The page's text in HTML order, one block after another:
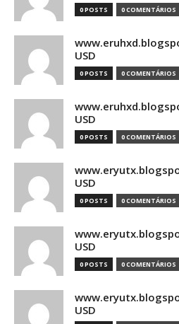
0 POSTS 0 COMENTÁRIOS
USD
0 POSTS 0 COMENTÁRIOS
USD
0 POSTS 0 COMENTÁRIOS
USD
0 POSTS 0 COMENTÁRIOS
USD
0 POSTS 0 COMENTÁRIOS
USD